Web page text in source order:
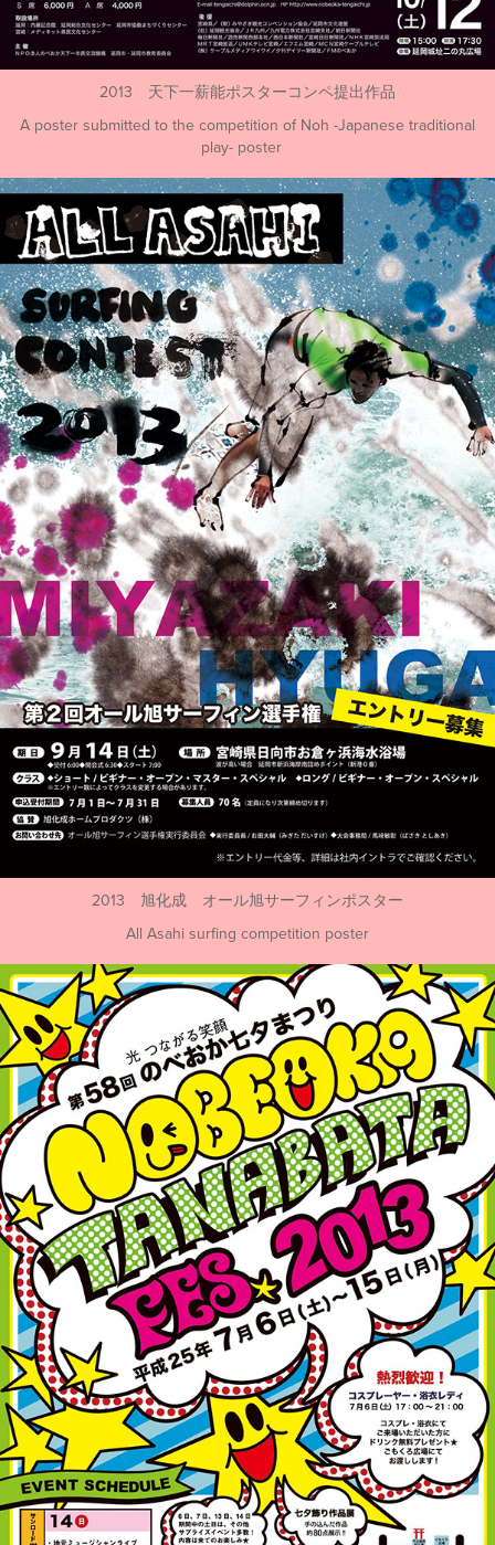
2013 天下一薪能ポスターコンペ提出作品
A poster submitted to the competition of Noh -Japanese traditional
play- poster
2013 旭化成 オール旭サーフィンポスター
All Asahi surfing competition poster